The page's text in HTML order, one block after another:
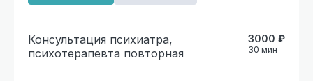
Консультация психиатра,
психотерапевта повторная
30 мин
3000 ₽